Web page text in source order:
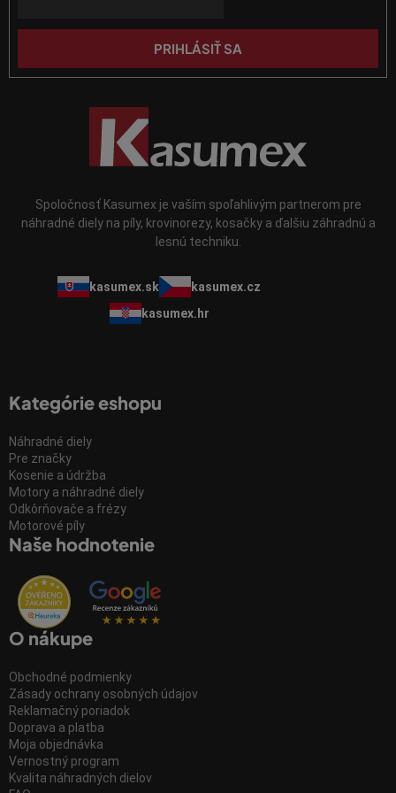
s
u
Spoločnosť Kasumex je vaším spoľahlivým partnerom pre
náhradné diely na píly, krovinorezy, kosačky a ďalšiu záhradnú a
lesnú techniku.
kasumex.sk
kasumex.cz
kasumex.hr
Kategórie eshopu
Náhradné diely
Pre značky
Kosenie a údržba
Motory a náhradné diely
Odkôrňovače a frézy
Motorové píly
Naše hodnotenie
O nákupe
Obchodné podmienky
Zásady ochrany osobných údajov
Reklamačný poriadok
Doprava a platba
Moja objednávka
Vernostný program
Kvalita náhradných dielov
PRIHLÁSIŤ SA